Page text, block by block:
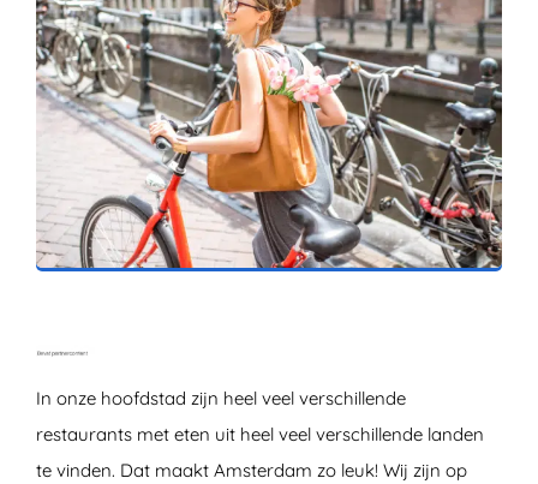
ZOEKEN
In onze hoofdstad zijn heel veel verschillende
restaurants met eten uit heel veel verschillende landen
te vinden. Dat maakt Amsterdam zo leuk! Wij zijn op